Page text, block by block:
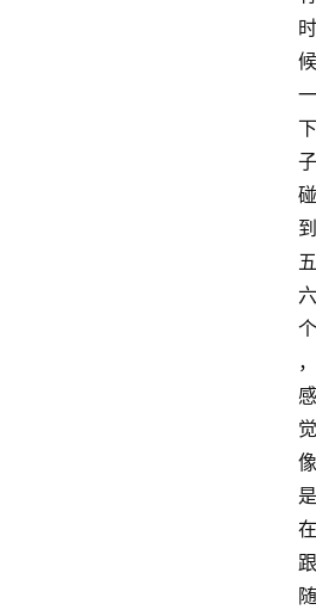
时
候
一
下
子
碰
到
五
六
个
，
感
觉
像
是
在
跟
随